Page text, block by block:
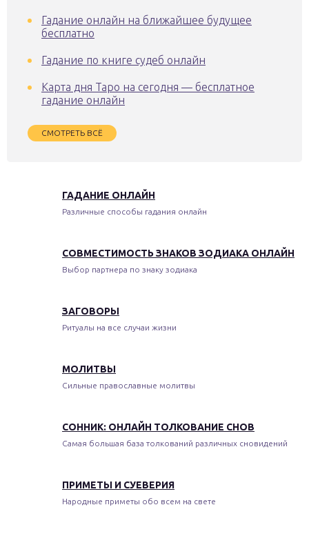
Гадание онлайн на ближайшее будущее
бесплатно
Гадание по книге судеб онлайн
Карта дня Таро на сегодня — бесплатное
гадание онлайн
СМОТРЕТЬ ВСЁ
ГАДАНИЕ ОНЛАЙН
Различные способы гадания онлайн
СОВМЕСТИМОСТЬ ЗНАКОВ ЗОДИАКА ОНЛАЙН
Выбор партнера по знаку зодиака
ЗАГОВОРЫ
Ритуалы на все случаи жизни
МОЛИТВЫ
Сильные православные молитвы
СОННИК: ОНЛАЙН ТОЛКОВАНИЕ СНОВ
Самая большая база толкований различных сновидений
ПРИМЕТЫ И СУЕВЕРИЯ
Народные приметы обо всем на свете